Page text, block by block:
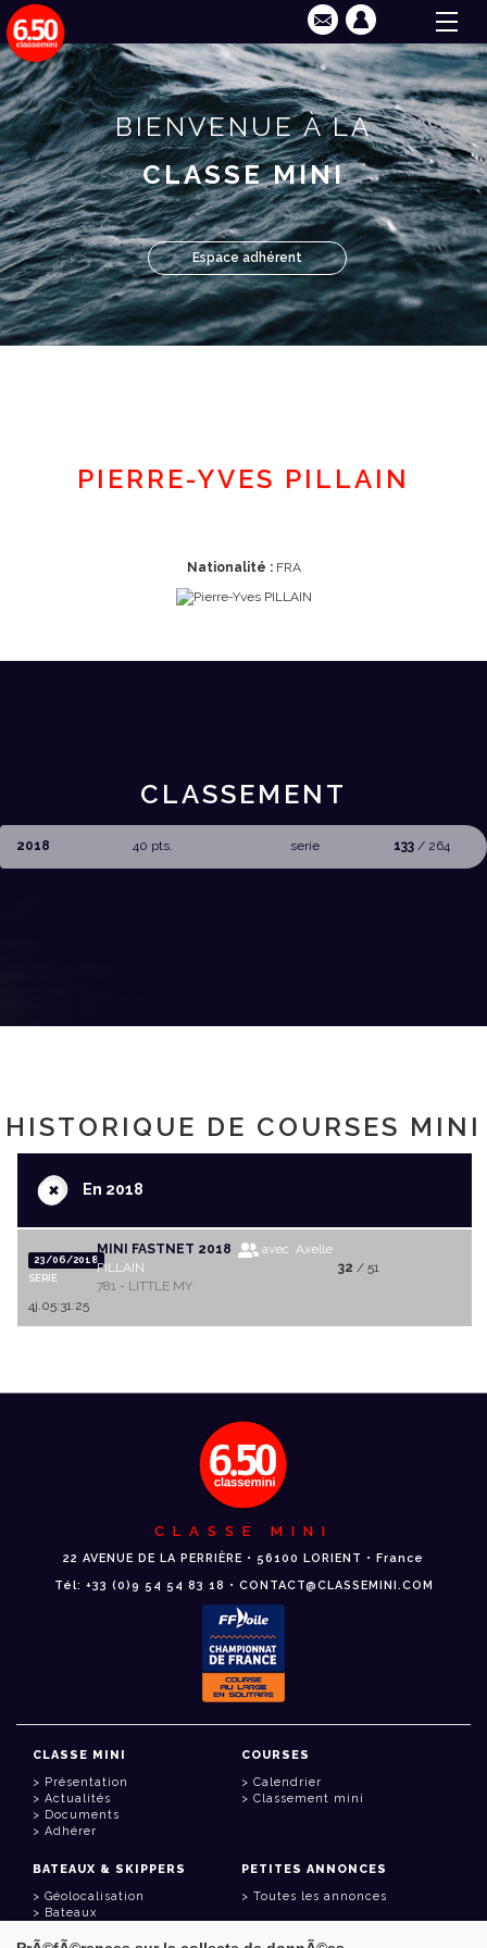
BIENVENUE À LA
CLASSE MINI
Espace adhérent
PIERRE-YVES PILLAIN
Nationalité :FRA
CLASSEMENT
2018 40 pts. serie 133/ 264
HISTORIQUE DE COURSES MINI
+En 2018
23/06/2018
SERIE
MINI FASTNET 2018
avec Axelle
PILLAIN
781 - LITTLE MY
32 / 51
4j.05:31:25
CLASSE MINI
22 AVENUE DE LA PERRIÈRE • 56100 LORIENT • France
Tél: +33 (0)9 54 54 83 18 • CONTACT@CLASSEMINI.COM
CLASSE MINI
Présentation
Actualités
Documents
Adhérer
COURSES
Calendrier
Classement mini
BATEAUX & SKIPPERS
Géolocalisation
Bateaux
PETITES ANNONCES
Toutes les annonces